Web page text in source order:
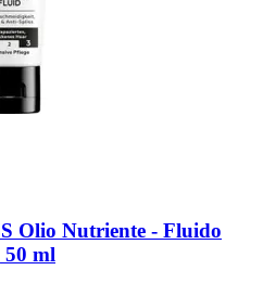
Olio Nutriente -​ Fluido
50 ml